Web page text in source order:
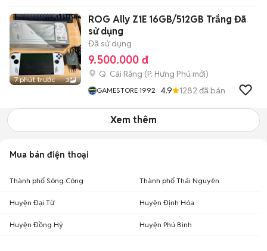
7 phút trước 3
ROG Ally Z1E 16GB/512GB Trắng Đã
sử dụng
Đã sử dụng
9.500.000 đ
Q. Cái Răng (P. Hưng Phú mới)
GAMESTORE 1992 4.9 1282 đã bán
Xem thêm
Mua bán điện thoại
Thành phố Sông Công Thành phố Thái Nguyên
Huyện Đại Từ Huyện Định Hóa
Huyện Đồng Hỷ Huyện Phú Bình